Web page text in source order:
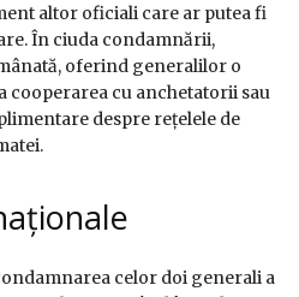
altor oficiali care ar putea fi
În ciuda condamnării,
oferind generalilor o
cooperarea cu anchetatorii sau
despre rețelele de
celor doi generali a